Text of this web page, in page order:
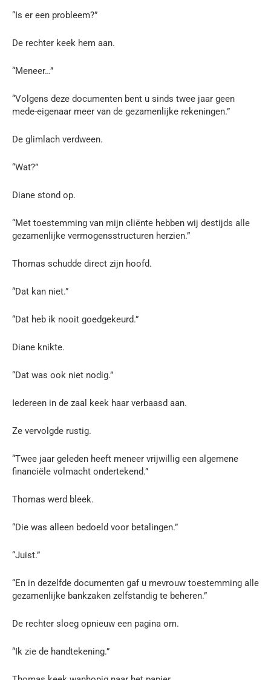
“Is er een probleem?”
De rechter keek hem aan.
“Meneer…”
“Volgens deze documenten bent u sinds twee jaar geen
mede-eigenaar meer van de gezamenlijke rekeningen.”
De glimlach verdween.
“Wat?”
Diane stond op.
“Met toestemming van mijn cliënte hebben wij destijds alle
gezamenlijke vermogensstructuren herzien.”
Thomas schudde direct zijn hoofd.
“Dat kan niet.”
“Dat heb ik nooit goedgekeurd.”
Diane knikte.
“Dat was ook niet nodig.”
Iedereen in de zaal keek haar verbaasd aan.
Ze vervolgde rustig.
“Twee jaar geleden heeft meneer vrijwillig een algemene
financiële volmacht ondertekend.”
Thomas werd bleek.
“Die was alleen bedoeld voor betalingen.”
“Juist.”
“En in dezelfde documenten gaf u mevrouw toestemming alle
gezamenlijke bankzaken zelfstandig te beheren.”
De rechter sloeg opnieuw een pagina om.
“Ik zie de handtekening.”